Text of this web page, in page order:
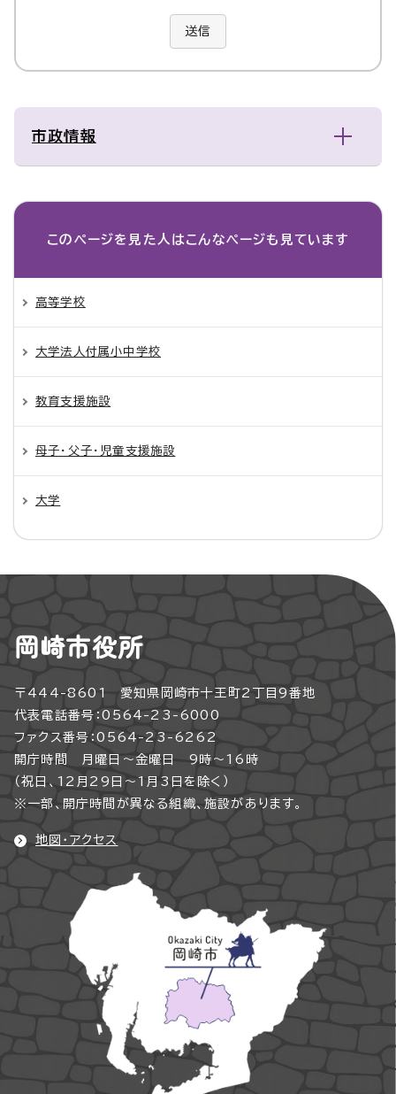
送信
市政情報
このページを見た人は こんなページも見ています
高等学校
大学法人付属小中学校
教育支援施設
母子・父子・児童支援施設
大学
岡崎市役所
〒444-8601 愛知県岡崎市十王町2丁目9番地
代表電話番号：0564-23-6000
ファクス番号：0564-23-6262
開庁時間 月曜日～金曜日 9時～16時
（祝日、12月29日～1月3日を除く）
※一部、開庁時間が異なる組織、施設があります。
地図・アクセス